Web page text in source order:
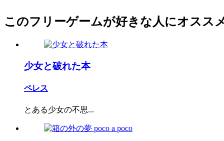
このフリーゲームが好きな人にオスス
少女と破れた本
ペレス
とある少女の不思...